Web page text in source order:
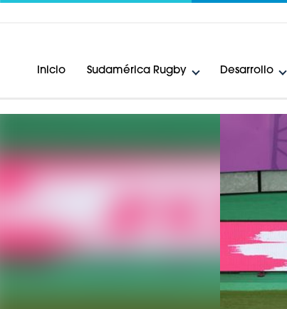
Inicio Sudamérica Rugby Desarrollo